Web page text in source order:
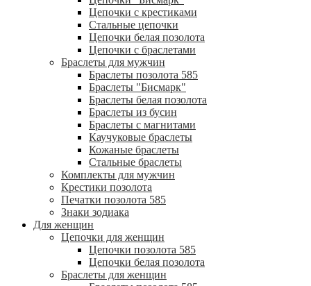
Цепочки с крестиками
Стальные цепочки
Цепочки белая позолота
Цепочки с браслетами
Браслеты для мужчин
Браслеты позолота 585
Браслеты "Бисмарк"
Браслеты белая позолота
Браслеты из бусин
Браслеты с магнитами
Каучуковые браслеты
Кожаные браслеты
Стальные браслеты
Комплекты для мужчин
Крестики позолота
Печатки позолота 585
Знаки зодиака
Для женщин
Цепочки для женщин
Цепочки позолота 585
Цепочки белая позолота
Браслеты для женщин